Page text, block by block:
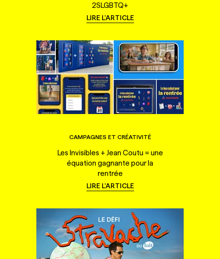
2SLGBTQ+
LIRE L'ARTICLE
CAMPAGNES ET CRÉATIVITÉ
Les Invisibles + Jean Coutu = une
équation gagnante pour la
rentrée
LIRE L'ARTICLE